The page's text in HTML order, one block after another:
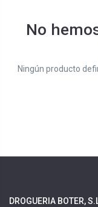
No
Ningún producto
DROGUERIA BOTER,